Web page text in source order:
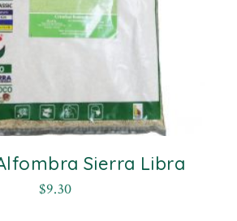
Sierra Libra
$9.30